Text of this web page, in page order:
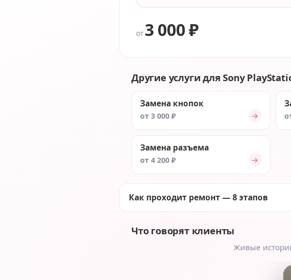
от 3 000 ₽
Другие услуги для Sony
Замена кнопок
от 3 000 ₽ →
Замена разъема
от 4 200 ₽ →
Как проходит ремонт — 8 этапов
Что говорят клиенты
Живые